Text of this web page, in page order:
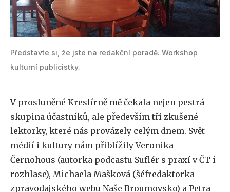
Představte si, že jste na redakční poradě. Workshop
kulturní publicistky.
V prosluněné Kreslírně mě čekala nejen pestrá
skupina účastníků, ale především tři zkušené
lektorky, které nás provázely celým dnem. Svět
médií i kultury nám přiblížily Veronika
Černohous (autorka podcastu Suflér s praxí v ČT i
rozhlase), Michaela Mašková (šéfredaktorka
zpravodajského webu Naše Broumovsko) a Petra